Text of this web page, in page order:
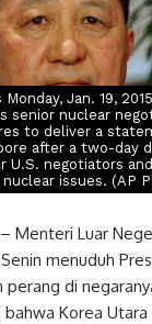
Monday, Jan. 19,
senior nuclear
to deliver a
after a two-day
U.S. negotiators
issues. (AP
Menteri Luar
menuduh
perang di
Korea Utara